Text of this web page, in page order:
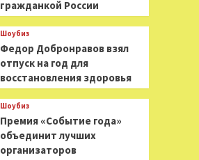
гражданкой России
Шоубиз
Федор Добронравов взял
отпуск на год для
восстановления здоровья
Шоубиз
Премия «Событие года»
объединит лучших
организаторов